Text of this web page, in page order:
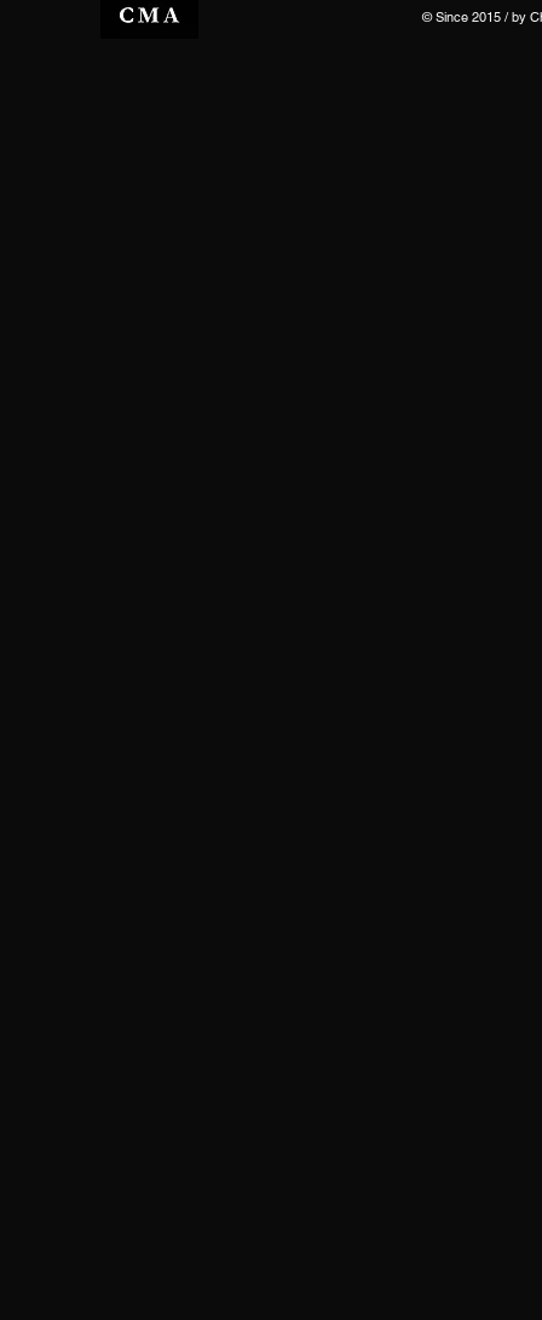
© Since 2015 / by